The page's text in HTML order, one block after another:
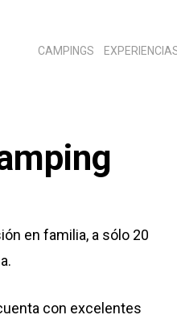
para cerrar
CAMPINGS
en familia, a sólo 20
con excelentes